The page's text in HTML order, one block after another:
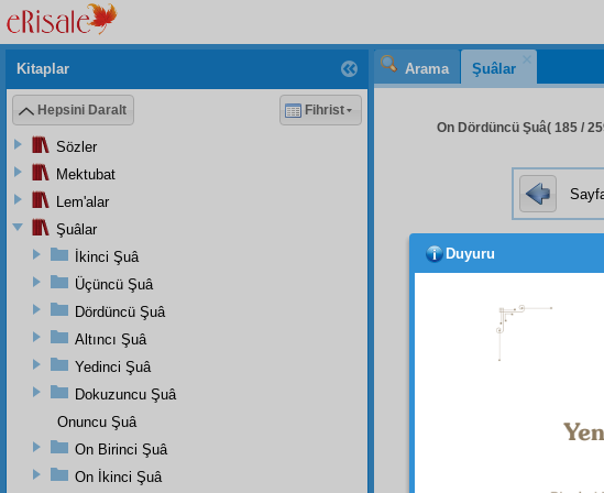
Arama Şuâlar
On Dördüncü Şuâ( 185 /
Rabian:
vermiştim. Eğer
yazılan bir
i var; sizde
Kitaplar
Hepsini Daralt Fihrist
Sözler
Mektubat
Lem'alar
Şuâlar
İkinci Şuâ
Üçüncü Şuâ
Dördüncü Şuâ
Altıncı Şuâ
Yedinci Şuâ
Dokuzuncu Şuâ
Onuncu Şuâ
On Birinci Şuâ
On İkinci Şuâ
Duyuru